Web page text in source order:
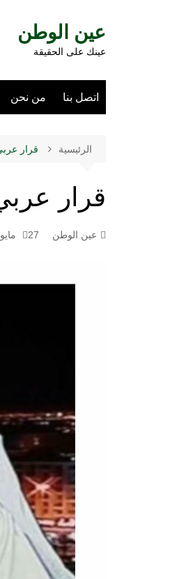
عين الوطن
عينك على الحقيقة
اتصل بنا من نحن
الرئيسية قرار
قرار
عين الوطن 27 مايو، 2023